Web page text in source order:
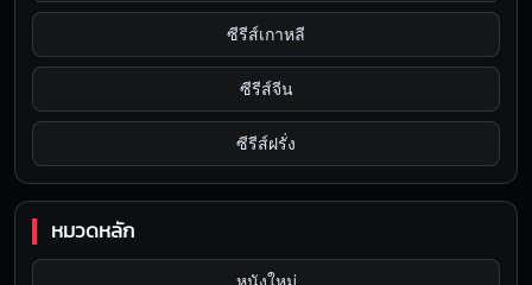
ซีรีส์เกาหลี
ซีรีส์จีน
ซีรีส์ฝรั่ง
หมวดหลัก
หนังใหม่